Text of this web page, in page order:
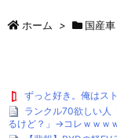
ホーム > 国産車
ずっと好き。俺はス
ランクル70欲しい
るけど？」→コレｗｗｗ